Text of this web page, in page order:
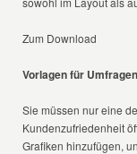
Zum Download
Vorlagen für
Sie müssen nur eine
Kundenzufriedenheit
Grafiken hinzufügen,